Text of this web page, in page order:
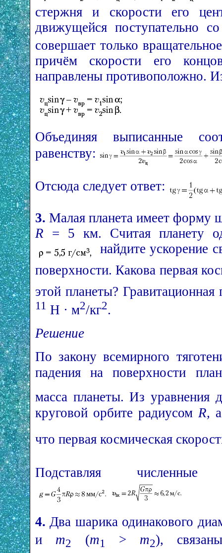
стержня и скорости его
движущейся поступательно
совершает только
причём скорости его
направлены противоположно.
Объединяя выписанные
равенству:
Отсюда следует ответ:
3. Малая планета имеет форму
R = 5 км. Считая планету
найдите ускорение
поверхности. Какова первая
этой планеты? Гравитационная
11 Н · м2/кг2.
Решение
По закону всемирного
падения на поверхности
масса планеты. Из уравнения
круговой орбите радиусом R,
что первая космическая
Подставляя
4. Два шарика одинакового
и m2 (m1 > m2),